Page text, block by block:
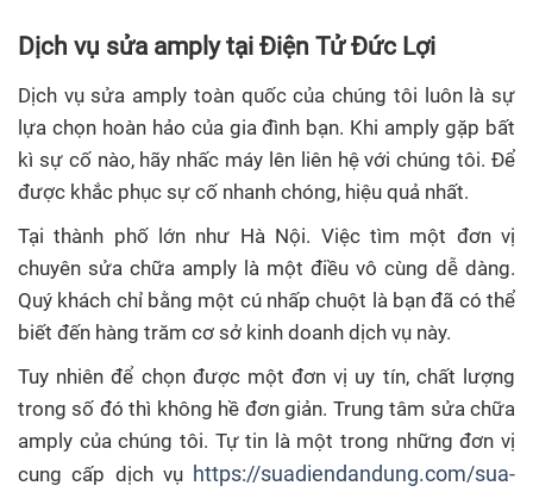
Dịch vụ sửa amply tại Điện Tử Đức Lợi
Dịch vụ sửa amply toàn quốc của chúng tôi luôn là sự
lựa chọn hoàn hảo của gia đình bạn. Khi amply gặp bất
kì sự cố nào, hãy nhấc máy lên liên hệ với chúng tôi. Để
được khắc phục sự cố nhanh chóng, hiệu quả nhất.
Tại thành phố lớn như Hà Nội. Việc tìm một đơn vị
chuyên sửa chữa amply là một điều vô cùng dễ dàng.
Quý khách chỉ bằng một cú nhấp chuột là bạn đã có thể
biết đến hàng trăm cơ sở kinh doanh dịch vụ này.
Tuy nhiên để chọn được một đơn vị uy tín, chất lượng
trong số đó thì không hề đơn giản. Trung tâm sửa chữa
amply của chúng tôi. Tự tin là một trong những đơn vị
cung cấp dịch vụ https://suadiendandung.com/sua-